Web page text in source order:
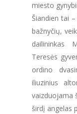
miesto
Šiandien tai
bažnyčių,
dailininkas
Teresės
ordino
iliuzinius
vaizduojama
širdį angelas